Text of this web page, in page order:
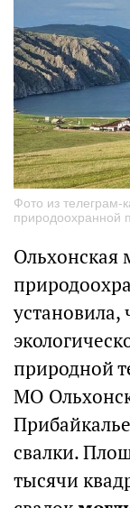
Фото из телеграм-
природоохранной
Ольхонская
установила,
природной
МО
свалки.
тысячи